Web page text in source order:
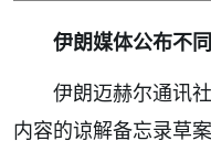
伊朗媒体公布不
伊朗迈赫尔通讯
内容的谅解备忘录草